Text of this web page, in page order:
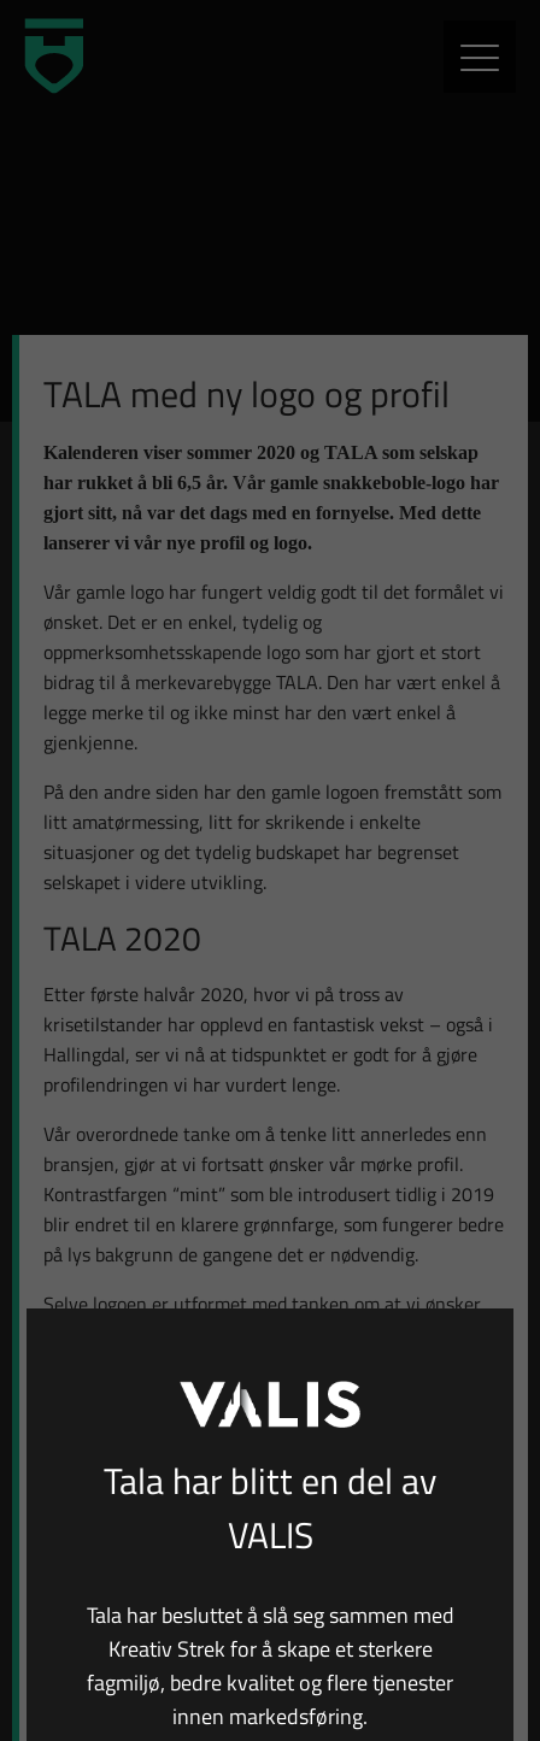
TALA med ny logo og profil
Kalenderen viser sommer 2020 og TALA som selskap
har rukket å bli 6,5 år. Vår gamle snakkeboble-logo har
gjort sitt, nå var det dags med en fornyelse. Med dette
lanserer vi vår nye profil og logo.
Vår gamle logo har fungert veldig godt til det formålet vi
ønsket. Det er en enkel, tydelig og
oppmerksomhetsskapende logo som har gjort et stort
bidrag til å merkevarebygge TALA. Den har vært enkel å
legge merke til og ikke minst har den vært enkel å
gjenkjenne.
På den andre siden har den gamle logoen fremstått som
litt amatørmessing, litt for skrikende i enkelte
situasjoner og det tydelig budskapet har begrenset
selskapet i videre utvikling.
TALA 2020
Etter første halvår 2020, hvor vi på tross av
krisetilstander har opplevd en fantastisk vekst – også i
Hallingdal, ser vi nå at tidspunktet er godt for å gjøre
profilendringen vi har vurdert lenge.
Vår overordnede tanke om å tenke litt annerledes enn
bransjen, gjør at vi fortsatt ønsker vår mørke profil.
Kontrastfargen “mint” som ble introdusert tidlig i 2019
blir endret til en klarere grønnfarge, som fungerer bedre
på lys bakgrunn de gangene det er nødvendig.
Selve logoen er utformet med tanken om at vi ønsker
sammen med andre produkter vi lanserer.
enkelte oppleves som spissen på en penn/blyant. Den
tydelige kartmarkøren illustrerer både vår lokale
tilstedeværelse og vår jobb med å plassere våre kunder
For å gjøre profilen unik er ikke selskapsnavnet
presentert i en bestemt fonttype, men er tegnet etter
eget ønske. Der hvor T og L er ganske standard, så er
formen på A-ene mer spesiell. Utformingen har vært
Tala har blitt en del av
VALIS
Tala har besluttet å slå seg sammen med
Kreativ Strek for å skape et sterkere
fagmiljø, bedre kvalitet og flere tjenester
innen markedsføring.